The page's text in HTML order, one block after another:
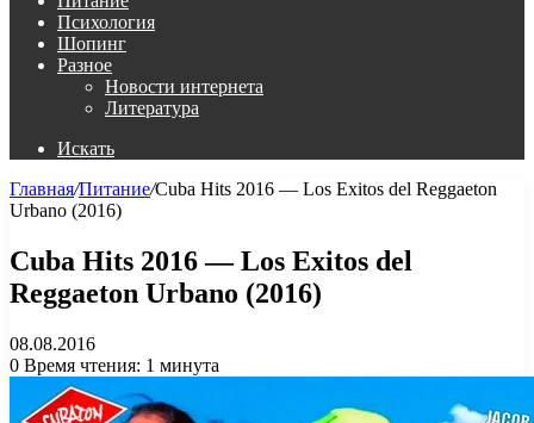
Психология
Шопинг
Разное
Новости интернета
Литература
Искать
Главная/Питание/Cuba Hits 2016 — Los Exitos del Reggaeton
Urbano (2016)
Cuba Hits 2016 — Los Exitos del
Reggaeton Urbano (2016)
08.08.2016
0 Время чтения: 1 минута